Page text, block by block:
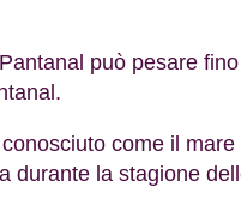
può pesare
come il
durante la stagione